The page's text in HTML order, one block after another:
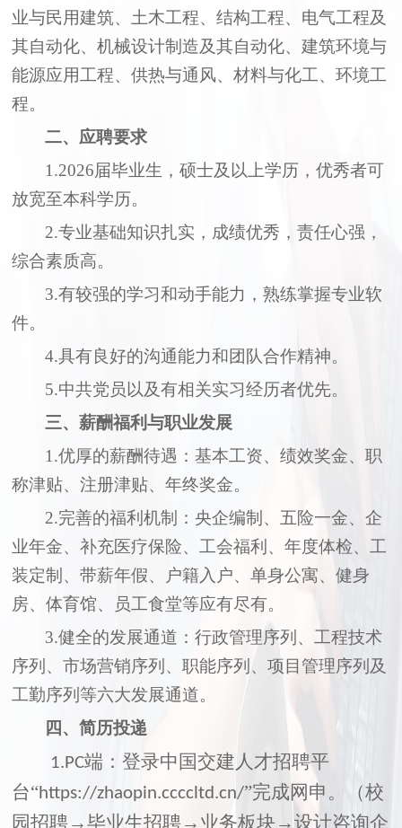
业与民用建筑、土木工程、结构工程、 电气工程及
其自动化、机械设计制造及其自动化、建筑环境与
能源应用工程、供热与通风、材料与化工、环境工
程。
二、 应聘要求
1.2026届毕业生，硕士及以上学历 ，优秀者可
放宽至本科学历。
2.专业基础知识扎实，成绩优秀，责任心强，
综合素质高。
3.有较强的学习和动手能力，熟练掌握专业软
件。
4.具有良好的沟通能力和团队合作精神。
5.中共党员以及有相关实习经历者优先。
三、薪酬福利与职业发展
1.优厚的薪酬待遇：基本工资、绩效奖金、职
称津贴、注册津贴、年终奖金。
2.完善的福利机制：央企编制、五险一金、企
业年金、补充医疗保险、工会福利、年度体检、工
装定制、带薪年假、户籍入户、单身公寓、健身
房、体育馆、员工食堂等应有尽有。
3.健全的发展通道：行政管理序列、工程技术
序列、市场营销序列、职能序列、项目管理序列及
工勤序列等六大发展通道。
四、简历投递
1.PC端：登录中国交建人才招聘平
台“https://zhaopin.ccccltd.cn/”完成网申。（校
园招聘→毕业生招聘→业务板块→设计咨询企